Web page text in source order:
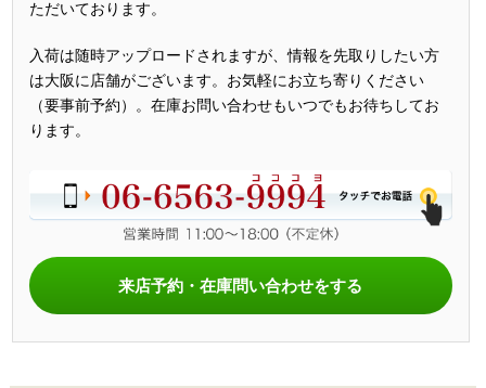
ただいております。
入荷は随時アップロードされますが、情報を先取りしたい方
は大阪に店舗がございます。お気軽にお立ち寄りください
（要事前予約）。在庫お問い合わせもいつでもお待ちしてお
ります。
来店予約・在庫問い合わせをする